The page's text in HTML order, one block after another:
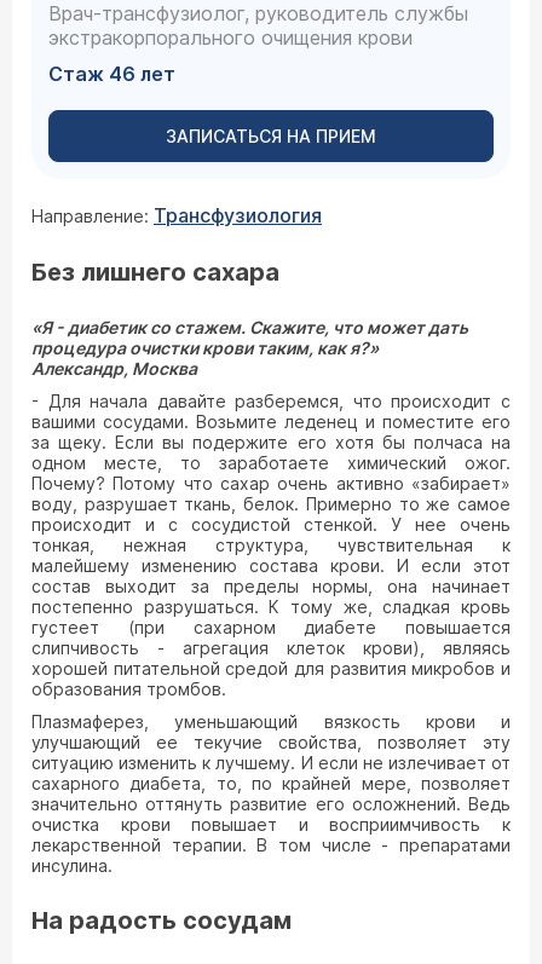
Врач-трансфузиолог, руководитель службы
экстракорпорального очищения крови
Стаж 46 лет
ЗАПИСАТЬСЯ НА ПРИЕМ
Направление: Трансфузиология
Без лишнего сахара
«Я - диабетик со стажем. Скажите, что может дать
процедура очистки крови таким, как я?»
Александр, Москва
- Для начала давайте разберемся, что происходит с
вашими сосудами. Возьмите леденец и поместите его
за щеку. Если вы подержите его хотя бы полчаса на
одном месте, то заработаете химический ожог.
Почему? Потому что сахар очень активно «забирает»
воду, разрушает ткань, белок. Примерно то же самое
происходит и с сосудистой стенкой. У нее очень
тонкая, нежная структура, чувствительная к
малейшему изменению состава крови. И если этот
состав выходит за пределы нормы, она начинает
постепенно разрушаться. К тому же, сладкая кровь
густеет (при сахарном диабете повышается
слипчивость - агрегация клеток крови), являясь
хорошей питательной средой для развития микробов и
образования тромбов.
Плазмаферез, уменьшающий вязкость крови и
улучшающий ее текучие свойства, позволяет эту
ситуацию изменить к лучшему. И если не излечивает от
сахарного диабета, то, по крайней мере, позволяет
значительно оттянуть развитие его осложнений. Ведь
очистка крови повышает и восприимчивость к
лекарственной терапии. В том числе - препаратами
инсулина.
На радость сосудам